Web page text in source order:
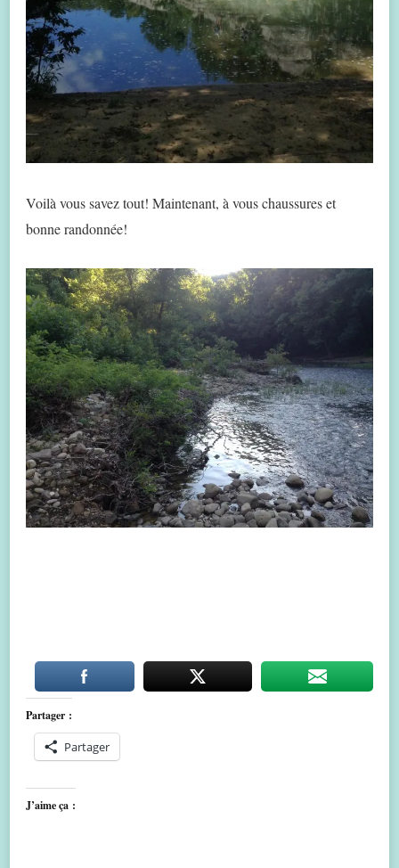
Voilà vous savez tout! Maintenant, à vous chaussures et
bonne randonnée!
Partager :
Partager
J’aime ça :